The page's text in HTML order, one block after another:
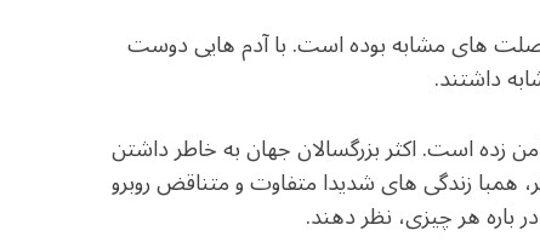
های مشابه بوده است. با آدم هایی دوست
داشتند.
زده است. اکثر بزرگسالان جهان به خاطر داشتن
همبا زندگی های شدیدا متفاوت و متناقض روبرو
هر چیزی، نظر دهند.